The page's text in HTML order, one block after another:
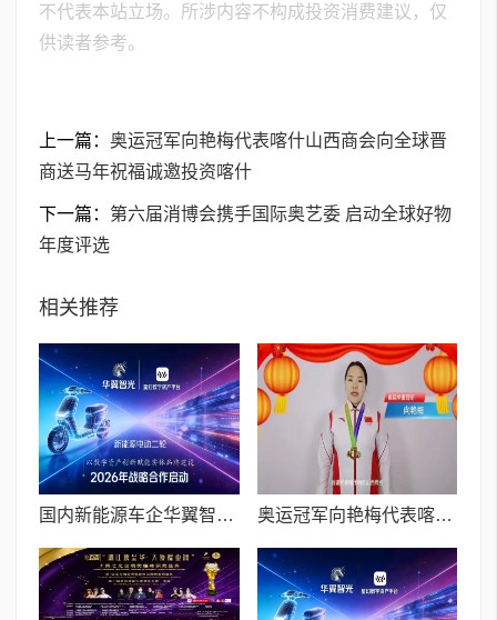
不代表本站立场。所涉内容不构成投资消费建议，仅
供读者参考。
上一篇： 奥运冠军向艳梅代表喀什山西商会向全球晋
商送马年祝福诚邀投资喀什
下一篇： 第六届消博会携手国际奥艺委 启动全球好物
年度评选
相关推荐
国内新能源车企华翼智光与星幻数字资产平台达成战略合作 奥运冠军向艳梅代表喀什山西商会向全球晋商送马年祝福诚邀投资喀什